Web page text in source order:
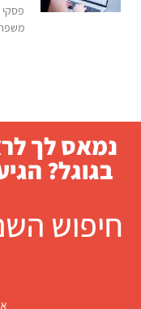
פסקי
נמאס לך
בגוגל?
חיפוש